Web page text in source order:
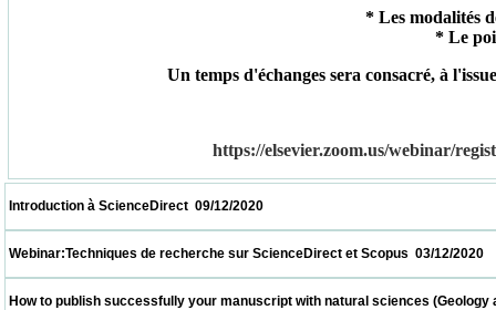
* Les modalités
* Le
Un temps d'échanges sera consacré, à
https://elsevier.zoom.us/webinar/
Introduction à ScienceDirect  09/12/2020
Webinar:Techniques de recherche sur ScienceDirect et Scopus
How to publish successfully your manuscript with natural sciences